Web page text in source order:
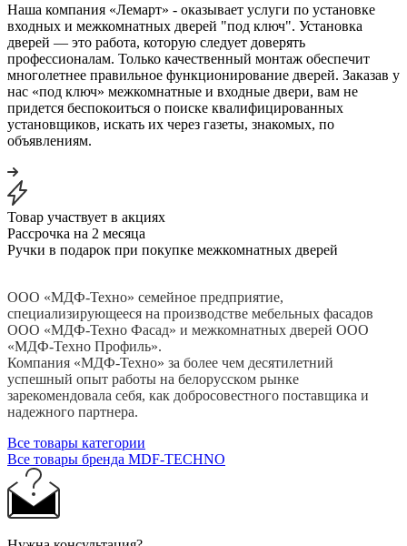
Наша компания «Лемарт» - оказывает услуги по установке
входных и межкомнатных дверей "под ключ". Установка
дверей — это работа, которую следует доверять
профессионалам. Только качественный монтаж обеспечит
многолетнее правильное функционирование дверей. Заказав у
нас «под ключ» межкомнатные и входные двери, вам не
придется беспокоиться о поиске квалифицированных
установщиков, искать их через газеты, знакомых, по
объявлениям.
Товар участвует в акциях
Рассрочка на 2 месяца
Ручки в подарок при покупке межкомнатных дверей
ООО «МДФ-Техно» семейное предприятие,
специализирующееся на производстве мебельных фасадов
ООО «МДФ-Техно Фасад» и межкомнатных дверей ООО
«МДФ-Техно Профиль».
Компания «МДФ-Техно» за более чем десятилетний
успешный опыт работы на белорусском рынке
зарекомендовала себя, как добросовестного поставщика и
надежного партнера.
Все товары категории
Все товары бренда MDF-TECHNO